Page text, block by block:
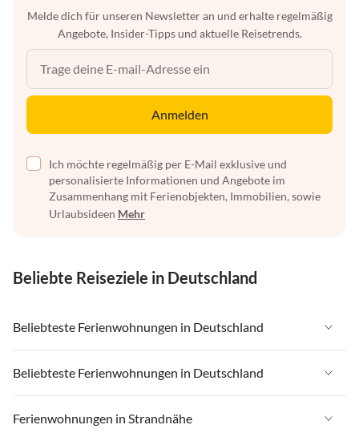
Melde dich für unseren Newsletter an und erhalte regelmäßig
Angebote, Insider-Tipps und aktuelle Reisetrends.
Anmelden
Ich möchte regelmäßig per E-Mail exklusive und
personalisierte Informationen und Angebote im
Zusammenhang mit Ferienobjekten, Immobilien, sowie
Urlaubsideen Mehr
Beliebte Reiseziele in Deutschland
Beliebteste Ferienwohnungen in Deutschland
Ferienwohnungen in Deutschland
Ferienwohnungen in Ostsee
Ferienwohnungen in Nordsee
Beliebteste Ferienwohnungen in Deutschland
Ferienwohnungen in Deutschland
Ferienwohnungen in Strandnähe